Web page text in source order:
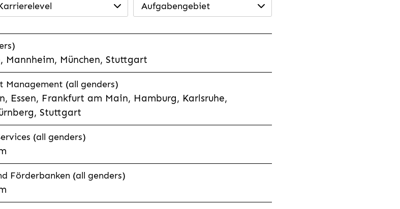
Aufgabengebiet
Mannheim, München, Stuttgart
Management (all genders)
Essen, Frankfurt am Main, Hamburg, Karlsruhe,
Stuttgart
(all genders)
Förderbanken (all genders)